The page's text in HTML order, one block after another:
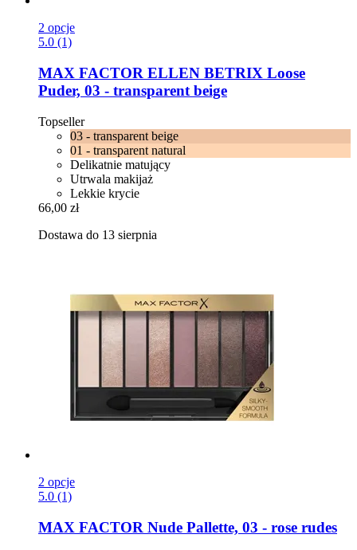
2 opcje
5.0 (1)
MAX FACTOR ELLEN BETRIX Loose
Puder, 03 -​ transparent beige
Topseller
03 - transparent beige
01 - transparent natural
Delikatnie matujący
Utrwala makijaż
Lekkie krycie
66,00 zł
Dostawa do 13 sierpnia
2 opcje
5.0 (1)
MAX FACTOR Nude Pallette, 03 -​ rose rudes